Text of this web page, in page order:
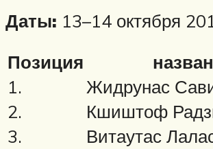
Даты: 13–14 октября
Позиция
1.
Жидрунас
2.
Кшиштоф
3.
Витаутас